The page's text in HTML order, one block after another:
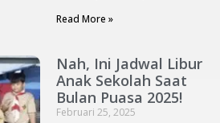
Read More »
Nah, Ini Jadwal Libur
Anak Sekolah Saat
Bulan Puasa 2025!
Februari 25, 2025